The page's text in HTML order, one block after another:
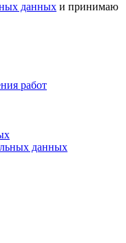
данных и принимаю
работ
данных